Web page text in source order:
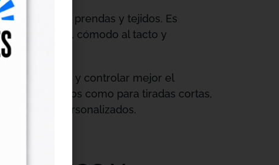
tipos de prendas y tejidos. Es
profesional, cómodo al tacto y
constante y controlar mejor el
como para tiradas cortas,
textiles personalizados.